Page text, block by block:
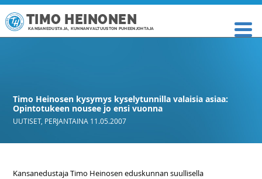
TIMO HEINONEN
KANSANEDUSTAJA, KUNNANVALTUUSTON PUHEENJOHTAJA
Timo Heinosen kysymys kyselytunnilla valaisia asiaa:
Opintotukeen nousee jo ensi vuonna
UUTISET, PERJANTAINA 11.05.2007
Kansanedustaja Timo Heinosen eduskunnan suullisella